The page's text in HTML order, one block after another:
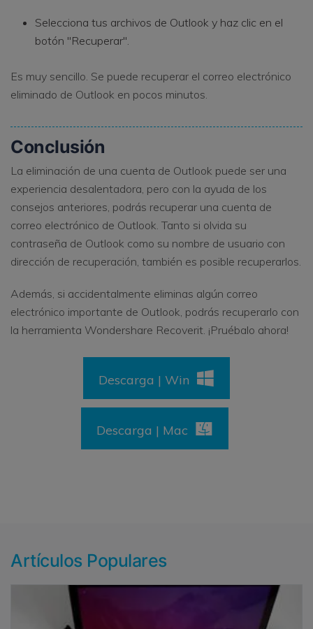
Selecciona tus archivos de Outlook y haz clic en el
botón "Recuperar".
Es muy sencillo. Se puede recuperar el correo electrónico
eliminado de Outlook en pocos minutos.
Conclusión
La eliminación de una cuenta de Outlook puede ser una
experiencia desalentadora, pero con la ayuda de los
consejos anteriores, podrás recuperar una cuenta de
correo electrónico de Outlook. Tanto si olvida su
contraseña de Outlook como su nombre de usuario con
dirección de recuperación, también es posible recuperarlos.
Además, si accidentalmente eliminas algún correo
electrónico importante de Outlook, podrás recuperarlo con
la herramienta Wondershare Recoverit. ¡Pruébalo ahora!
Descarga | Win
Descarga | Mac
Artículos Populares